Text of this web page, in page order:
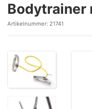
Bodytrainer
Artikelnummer: 21741